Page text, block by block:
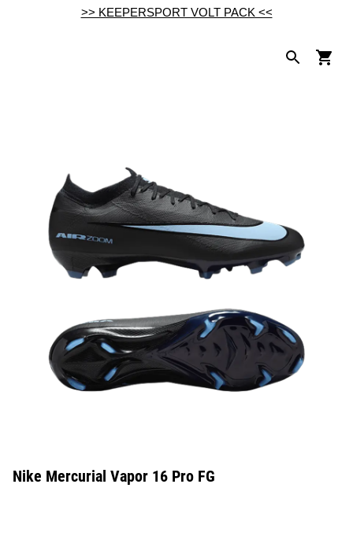
>> KEEPERSPORT VOLT PACK <<
Nike Mercurial Vapor 16 Pro FG